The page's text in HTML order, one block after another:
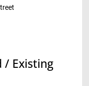
/ Existing